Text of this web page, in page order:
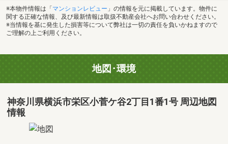
※本物件情報は「 マンションレビュー 」の情報を元に掲載しています。物件に
関する正確な情報、及び最新情報は取扱不動産会社へお問い合わせください。
※当情報を基に発生した損害等について弊社は一切の責任を負いかねますので
ご理解の上ご利用ください。
地図･環境
神奈川県横浜市栄区小菅ケ谷2丁目1番1号 周辺地図
情報